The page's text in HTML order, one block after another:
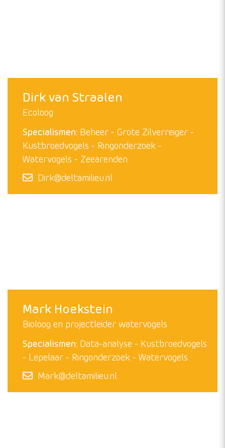
Floor Arts
Bioloog
Kustbroedvogels
Onderzoek
Ringonderzoek
Watervogels
Dirk van Straalen
Ecoloog
Kustbroedvogels
Ringonderzoek
Watervogels
Zeearenden
Dirk@deltamilieu.nl